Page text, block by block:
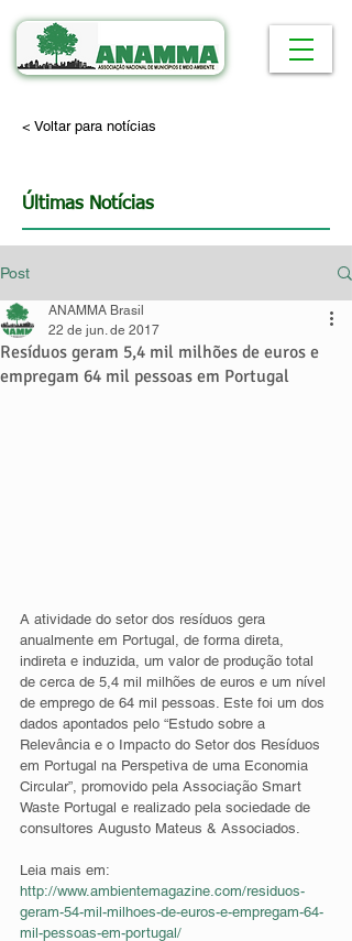
< Voltar para notícias
Últimas Notícias
Post
Resíduos geram 5,4 mil milhões de euros e
empregam 64 mil pessoas em Portugal
ANAMMA Brasil
22 de jun. de 2017
A atividade do setor dos resíduos gera
anualmente em Portugal, de forma direta,
indireta e induzida, um valor de produção total
de cerca de 5,4 mil milhões de euros e um nível
de emprego de 64 mil pessoas. Este foi um dos
dados apontados pelo “Estudo sobre a
Relevância e o Impacto do Setor dos Resíduos
em Portugal na Perspetiva de uma Economia
Circular”, promovido pela Associação Smart
Waste Portugal e realizado pela sociedade de
consultores Augusto Mateus & Associados.
Leia mais em:
http://www.ambientemagazine.com/residuos-
geram-54-mil-milhoes-de-euros-e-empregam-64-
mil-pessoas-em-portugal/